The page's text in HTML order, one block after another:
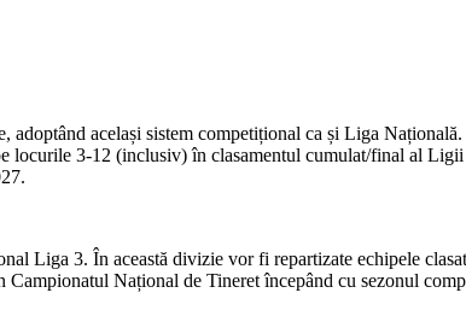
același sistem competițional ca și Liga
3-12 (inclusiv) în clasamentul cumulat/final al
Liga 3. În această divizie vor fi repartizate echipele
Național de Tineret începând cu sezonul